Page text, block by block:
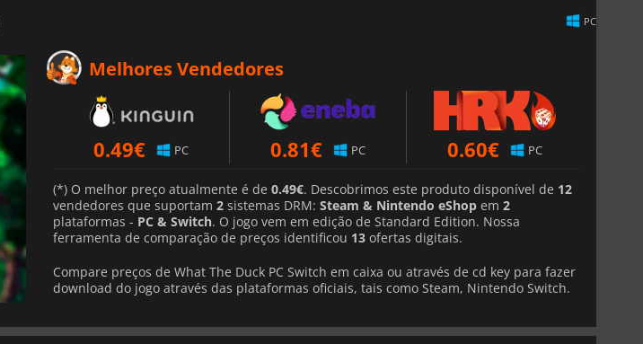
PC
Melhores Vendedores
0.49€ PC 0.81€ PC 0.60€ PC
(*) O melhor preço atualmente é de 0.49€. Descobrimos este produto disponível de 12
vendedores que suportam 2 sistemas DRM: Steam & Nintendo eShop em 2
plataformas - PC & Switch. O jogo vem em edição de Standard Edition. Nossa
ferramenta de comparação de preços identificou 13 ofertas digitais.
Compare preços de What The Duck PC Switch em caixa ou através de cd key para fazer
download do jogo através das plataformas oficiais, tais como Steam, Nintendo Switch.